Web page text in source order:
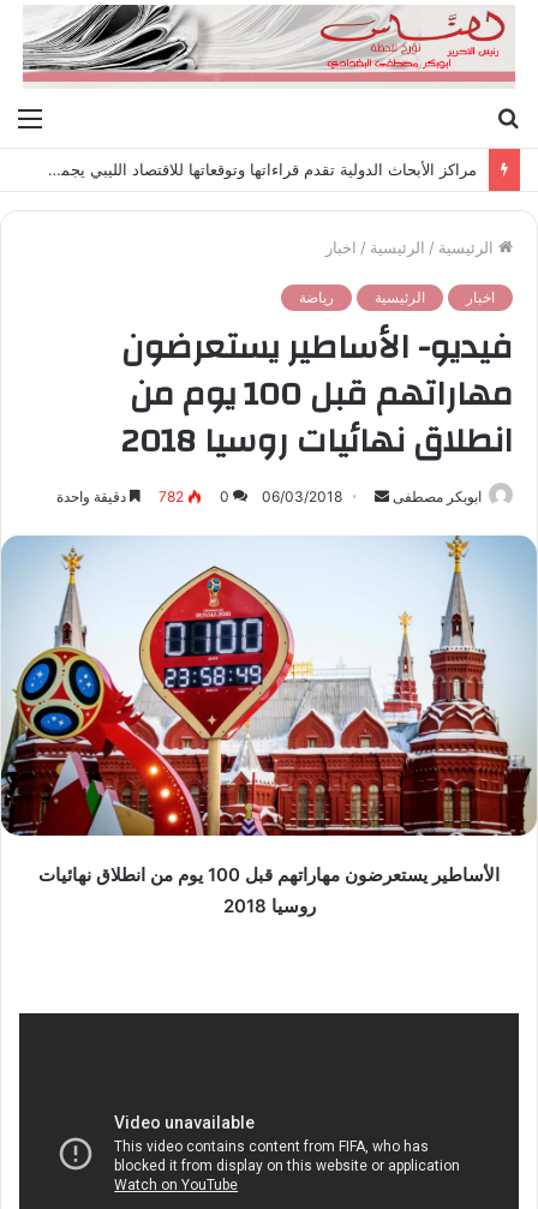
عن
عشر حكومات وأحد عشر تشكيلاً وزارياً في ليبيا بين الاستقلال والانقلاب (1951 – 1969)
الرئيسية / الرئيسية / اخبار
اخبار الرئيسية رياضة
فيديو- الأساطير يستعرضون
مهاراتهم قبل 100 يوم من
انطلاق نهائيات روسيا 2018
ابوبكر مصطفى
د
ا
إ
ل
ك
ت
ر
06/03/2018
0
782 دقيقة واحدة
الأساطير يستعرضون مهاراتهم قبل 100 يوم من انطلاق نهائيات
روسيا 2018